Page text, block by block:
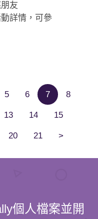
友
詳情，可參
5 6 7 8
13 14 15
20 21 >
個人檔案並開